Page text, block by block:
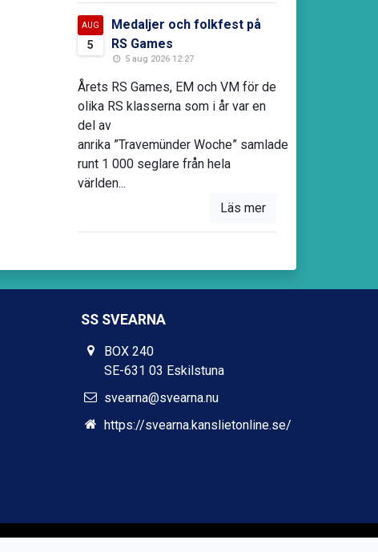
AUG
5
Medaljer och folkfest på
RS Games
5 aug 2026 12:27
Årets RS Games, EM och VM för de
olika RS klasserna som i år var en
del av
anrika ”Travemünder Woche” samlade
runt 1 000 seglare från hela
världen...
Läs mer
SS SVEARNA
BOX 240
SE-631 03 Eskilstuna
svearna@svearna.nu
https://svearna.kanslietonline.se/